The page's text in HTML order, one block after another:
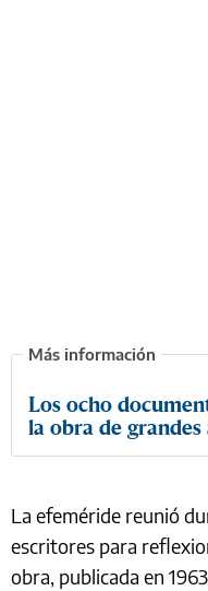
Los ocho
la obra de
La efeméride reunió
escritores para
obra, publicada en